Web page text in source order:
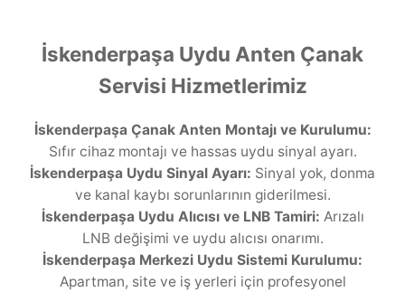
İskenderpaşa Uydu Anten Çanak
Servisi Hizmetlerimiz
İskenderpaşa Çanak Anten Montajı ve Kurulumu:
Sıfır cihaz montajı ve hassas uydu sinyal ayarı.
İskenderpaşa Uydu Sinyal Ayarı: Sinyal yok, donma
ve kanal kaybı sorunlarının giderilmesi.
İskenderpaşa Uydu Alıcısı ve LNB Tamiri: Arızalı
LNB değişimi ve uydu alıcısı onarımı.
İskenderpaşa Merkezi Uydu Sistemi Kurulumu:
Apartman, site ve iş yerleri için profesyonel